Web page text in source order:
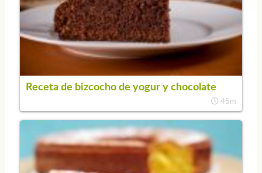
Receta de bizcocho de yogur y chocolate
45m